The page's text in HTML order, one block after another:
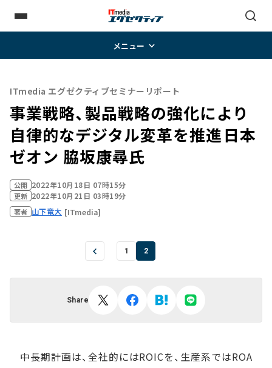
メニュー
ITmedia エグゼクティブセミナーリポート
事業戦略、製品戦略の強化により
自律的なデジタル変革を推進――日本
ゼオン 脇坂康尋氏
公開 2022年10月18日 07時15分
更新 2022年10月21日 03時19分
著者 山下竜大 [ITmedia]
1 2
Share
中長期計画は、全社的にはROICを、生産系ではROA